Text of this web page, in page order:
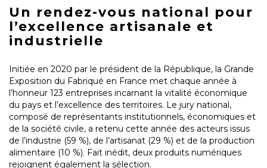
Un rendez-vous national pour
l’excellence artisanale et
industrielle
Initiée en 2020 par le président de la République, la Grande
Exposition du Fabriqué en France met chaque année à
l’honneur 123 entreprises incarnant la vitalité économique
du pays et l’excellence des territoires. Le jury national,
composé de représentants institutionnels, économiques et
de la société civile, a retenu cette année des acteurs issus
de l’industrie (59 %), de l’artisanat (29 %) et de la production
alimentaire (10 %). Fait inédit, deux produits numériques
rejoignent également la sélection.